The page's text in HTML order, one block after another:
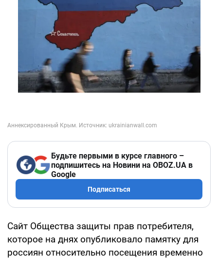
Будьте первыми в курсе главного –
подпишитесь на Новини на OBOZ.UA в
Google
Подписаться
Сайт Общества защиты прав потребителя,
которое на днях опубликовало памятку для
россиян относительно посещения временно